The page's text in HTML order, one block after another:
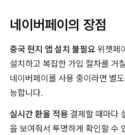
네이버페이의 장점
중국 현지 앱 설치 불필요위챗페
설치하고 복잡한 가입 절차를 거
네이버페이를 사용 중이라면 별
능합니다.
실시간 환율 적용 결제할 때마다
을 보여줘서 투명하게 확인할 수